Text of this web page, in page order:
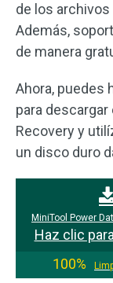
de los
Además,
de manera
Ahora, puedes
para descargar
Recovery y
un disco duro
MiniTool Power
Haz clic
100%